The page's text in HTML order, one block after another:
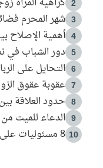
2
3 شهر المحرم
4 أهمية الإصلاح
5 دور الشباب في
6 التحايل على الربا
7 عقوبة عقوق
8 حدود العلاقة
9 الدعاء للميت من
10 8 مسئوليات على الزوج تجاه زوجته